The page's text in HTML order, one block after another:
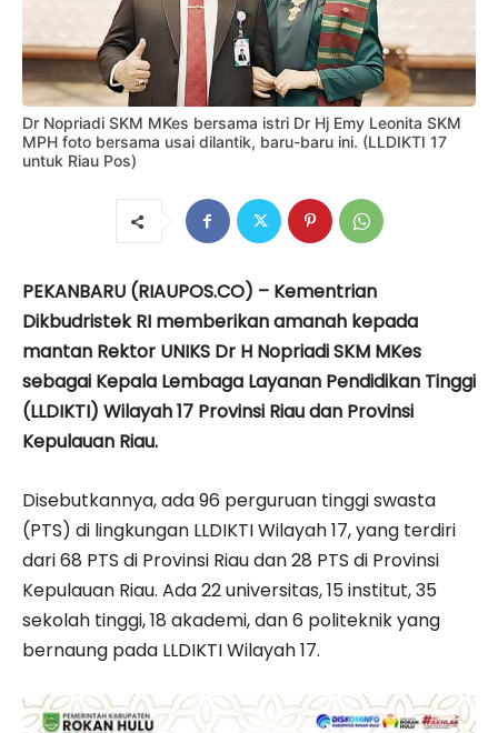
Dr Nopriadi SKM MKes bersama istri Dr Hj Emy Leonita SKM
MPH foto bersama usai dilantik, baru-baru ini. (LLDIKTI 17
untuk Riau Pos)
PEKANBARU (RIAUPOS.CO) – Kementrian
Dikbudristek RI memberikan amanah kepada
mantan Rektor UNIKS Dr H Nopriadi SKM MKes
sebagai Kepala Lembaga Layanan Pendidikan Tinggi
(LLDIKTI) Wilayah 17 Provinsi Riau dan Provinsi
Kepulauan Riau.
Disebutkannya, ada 96 perguruan tinggi swasta
(PTS) di lingkungan LLDIKTI Wilayah 17, yang terdiri
dari 68 PTS di Provinsi Riau dan 28 PTS di Provinsi
Kepulauan Riau. Ada 22 universitas, 15 institut, 35
sekolah tinggi, 18 akademi, dan 6 politeknik yang
bernaung pada LLDIKTI Wilayah 17.